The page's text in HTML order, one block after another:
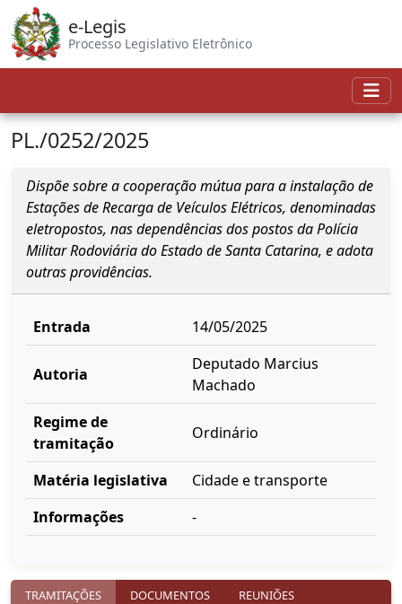
e-Legis
Processo Legislativo Eletrônico
PL./0252/2025
Dispõe sobre a cooperação mútua para a instalação de
Estações de Recarga de Veículos Elétricos, denominadas
eletropostos, nas dependências dos postos da Polícia
Militar Rodoviária do Estado de Santa Catarina, e adota
outras providências.
Entrada 14/05/2025
Autoria
Deputado Marcius
Machado
Regime de
tramitação
Ordinário
Matéria legislativa
Cidade e transporte
Informações
-
TRAMITAÇÕES DOCUMENTOS
REUNIÕES